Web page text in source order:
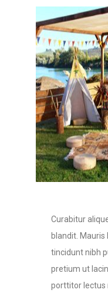
Curabitur
blandit.
tincidunt nibh
pretium ut
porttitor lectus